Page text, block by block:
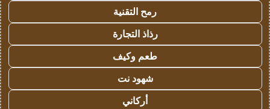
رمح التقنية
رذاذ التجارة
طعم وكيف
شهود نت
أركاني